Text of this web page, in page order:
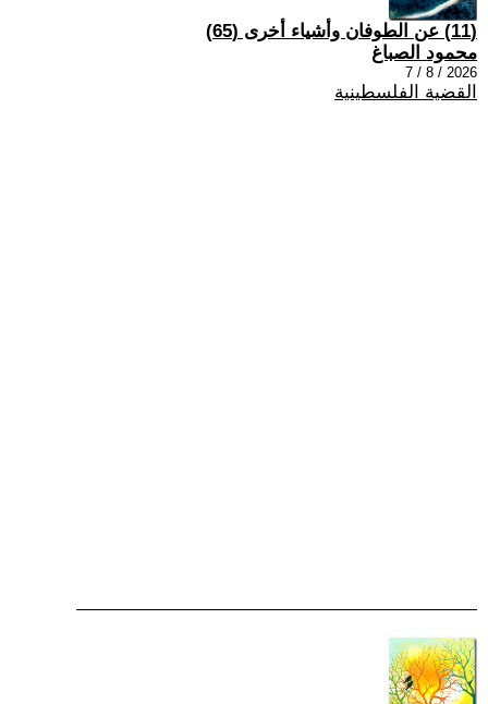
(11) عن الطوفان وأشياء أخرى (65)
محمود الصباغ
2026 / 8 / 7
القضية الفلسطينية